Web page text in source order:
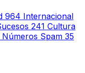
964 Internacional
241 Cultura
Números Spam 35